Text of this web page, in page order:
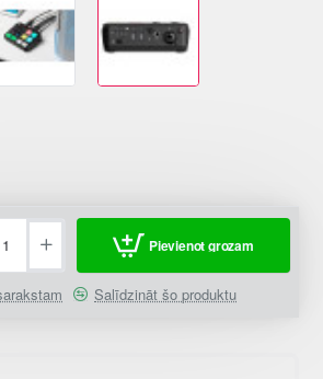
Pievienot grozam
Salīdzināt šo produktu